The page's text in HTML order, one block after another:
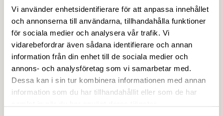
Vi använder enhetsidentifierare för att anpassa innehållet
och annonserna till användarna, tillhandahålla funktioner
för sociala medier och analysera vår trafik. Vi
vidarebefordrar även sådana identifierare och annan
information från din enhet till de sociala medier och
annons- och analysföretag som vi samarbetar med.
Dessa kan i sin tur kombinera informationen med annan
information som du har tillhandahållit eller som de har
exportframgångar har Dafgårds nu belönats med
priset Årets Livsmedelsexportör 2026. Priset
Årets Livsmedelsexportör är ett samarbete mellan
Livsmedelsföretagen och …